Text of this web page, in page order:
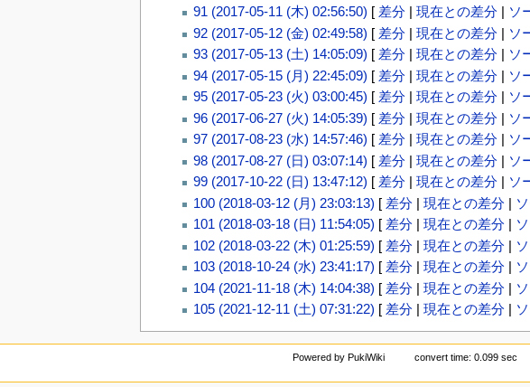
91 (2017-05-11 (木) 02:56:50) [ 差分| 現在との差分| ソ
92 (2017-05-12 (金) 02:49:58) [ 差分| 現在との差分| ソ
93 (2017-05-13 (土) 14:05:09) [ 差分| 現在との差分| ソ
94 (2017-05-15 (月) 22:45:09) [ 差分| 現在との差分| ソ
95 (2017-05-23 (火) 03:00:45) [ 差分| 現在との差分| ソ
96 (2017-06-27 (火) 14:05:39) [ 差分| 現在との差分| ソ
97 (2017-08-23 (水) 14:57:46) [ 差分| 現在との差分| ソ
98 (2017-08-27 (日) 03:07:14) [ 差分| 現在との差分| ソ
99 (2017-10-22 (日) 13:47:12) [ 差分| 現在との差分| ソ
100 (2018-03-12 (月) 23:03:13) [ 差分| 現在との差分|
101 (2018-03-18 (日) 11:54:05) [ 差分| 現在との差分|
102 (2018-03-22 (木) 01:25:59) [ 差分| 現在との差分|
103 (2018-10-24 (水) 23:41:17) [ 差分| 現在との差分|
104 (2021-11-18 (木) 14:04:38) [ 差分| 現在との差分|
105 (2021-12-11 (土) 07:31:22) [ 差分| 現在との差分|
Powered by PukiWiki convert time: 0.099 sec